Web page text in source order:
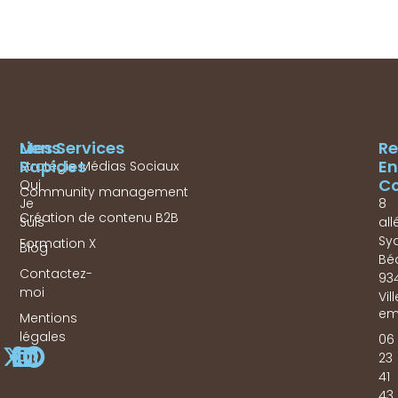
Mes Services
Stratégie Médias Sociaux
Community management
Création de contenu B2B
Formation X
Liens
Rapides
Qui
Je
Suis
Blog
Contactez-
moi
Mentions
légales
En
8
06
23
41